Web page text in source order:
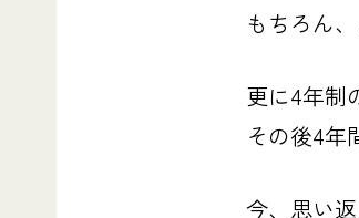
もちろん
更に4年制
その後4年
今、思い